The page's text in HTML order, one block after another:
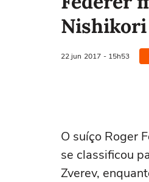
Nishikori
22 jun 2017 - 15h53
O suíço Roger
se classificou
Zverev,